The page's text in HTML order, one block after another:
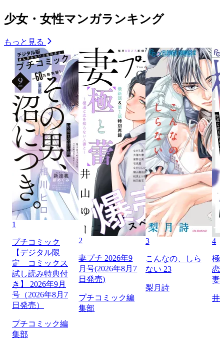
少女・女性マンガランキング
もっと見る
1
プチコミック
【デジタル限
定 コミックス
試し読み特典付
き】 2026年9月
号（2026年8月7
日発売）
プチコミック編
集部
2
妻プチ 2026年9
月号(2026年8月7
日発売)
プチコミック編
集部
3
こんなの、しら
ない 23
梨月詩
4
極
恋
妻
井